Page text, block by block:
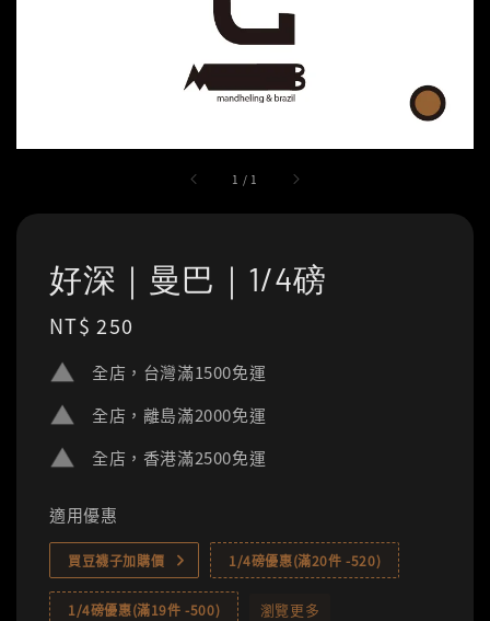
1 / 1
好深｜曼巴｜1/4磅
Regular
NT$ 250
全店，台灣滿1500免運
全店，離島滿2000免運
全店，香港滿2500免運
適用優惠
買豆襪子加購價 1/4磅優惠(滿20件 -520)
1/4磅優惠(滿19件 -500) 瀏覽更多